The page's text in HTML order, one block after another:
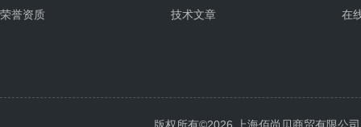
荣誉资质 技术文章 在